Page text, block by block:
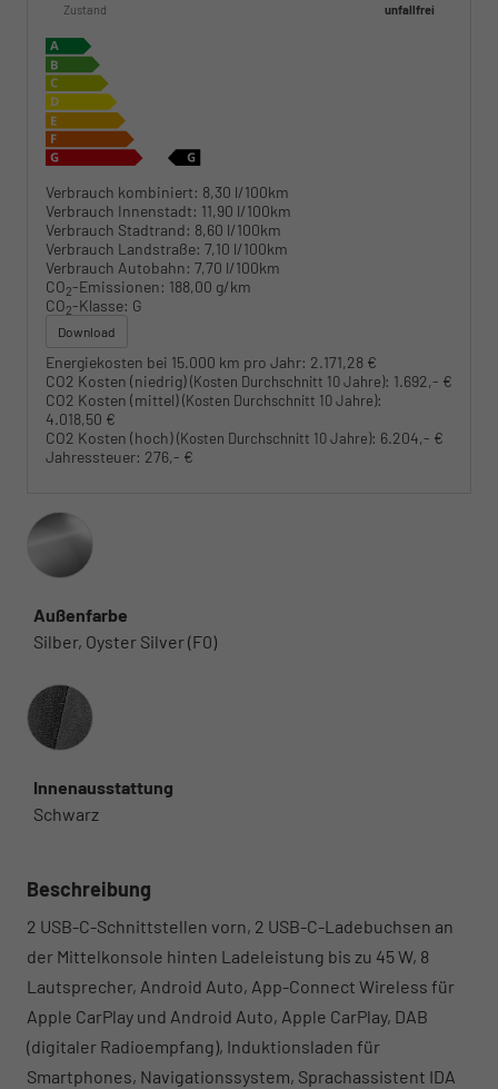
Zustand
unfallfrei
Verbrauch kombiniert: 8,30 l/100km
Verbrauch Innenstadt: 11,90 l/100km
Verbrauch Stadtrand: 8,60 l/100km
Verbrauch Landstraße: 7,10 l/100km
Verbrauch Autobahn: 7,70 l/100km
CO2-Emissionen: 188,00 g/km
CO2-Klasse: G
Download
Energiekosten bei 15.000 km pro Jahr: 2.171,28 €
CO2 Kosten (niedrig)(Kosten Durchschnitt 10 Jahre): 1.692,- €
CO2 Kosten (mittel)(Kosten Durchschnitt 10 Jahre):
4.018,50 €
CO2 Kosten (hoch)(Kosten Durchschnitt 10 Jahre): 6.204,- €
Jahressteuer: 276,- €
Außenfarbe
Silber, Oyster Silver (F0)
Innenausstattung
Innenausstattung
Schwarz
Beschreibung
2 USB-C-Schnittstellen vorn, 2 USB-C-Ladebuchsen an
der Mittelkonsole hinten Ladeleistung bis zu 45 W, 8
Lautsprecher, Android Auto, App-Connect Wireless für
Apple CarPlay und Android Auto, Apple CarPlay, DAB
(digitaler Radioempfang), Induktionsladen für
Smartphones, Navigationssystem, Sprachassistent IDA